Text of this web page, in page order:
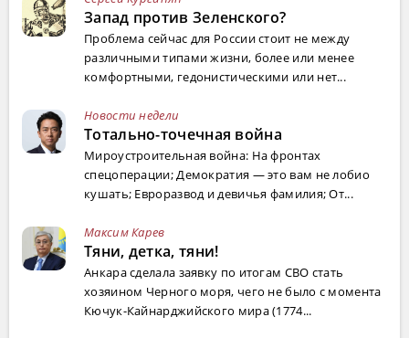
Запад против Зеленского?
Проблема сейчас для России стоит не между
различными типами жизни, более или менее
комфортными, гедонистическими или нет...
Новости недели
Тотально-точечная война
Мироустроительная война: На фронтах
спецоперации; Демократия — это вам не лобио
кушать; Евроразвод и девичья фамилия; От...
Максим Карев
Тяни, детка, тяни!
Анкара сделала заявку по итогам СВО стать
хозяином Черного моря, чего не было с момента
Кючук-Кайнарджийского мира (1774...